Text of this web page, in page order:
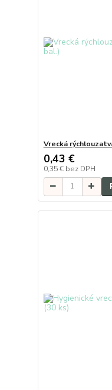
Vrecká
0,43 €
0,35 € bez DPH